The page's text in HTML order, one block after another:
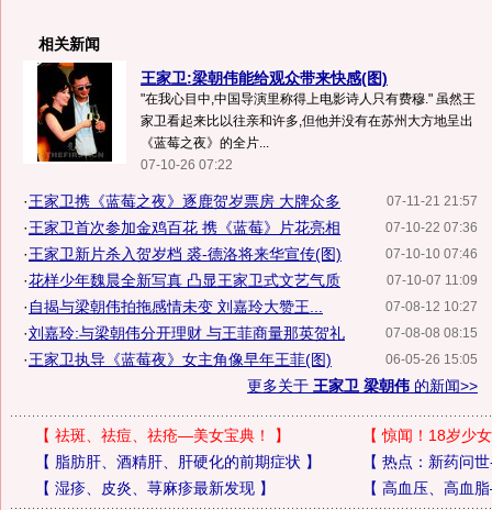
相关新闻
王家卫:梁朝伟能给观众带来快感(图)
"在我心目中,中国导演里称得上电影诗人只有费穆." 虽然王
家卫看起来比以往亲和许多,但他并没有在苏州大方地呈出
《蓝莓之夜》的全片...
07-10-26 07:22
07-11-21 21:57
·王家卫携《蓝莓之夜》逐鹿贺岁票房 大牌众多
07-10-22 07:36
·王家卫首次参加金鸡百花 携《蓝莓》片花亮相
07-10-10 07:46
·王家卫新片杀入贺岁档 裘-德洛将来华宣传(图)
07-10-07 11:09
·花样少年魏晨全新写真 凸显王家卫式文艺气质
07-08-12 10:27
· 自揭与梁朝伟拍拖感情未变 刘嘉玲大赞王...
07-08-08 08:15
·刘嘉玲:与梁朝伟分开理财 与王菲商量那英贺礼
06-05-26 15:05
·王家卫执导《蓝莓夜》女主角像早年王菲(图)
更多关于 王家卫 梁朝伟 的新闻>>
【 祛斑、祛痘、祛疮—美女宝典！ 】 【惊闻！18岁少
【 脂肪肝、酒精肝、肝硬化的前期症状 】 【 热点：新药问
【 湿疹、皮炎、荨麻疹最新发现】 【 高血压、高血